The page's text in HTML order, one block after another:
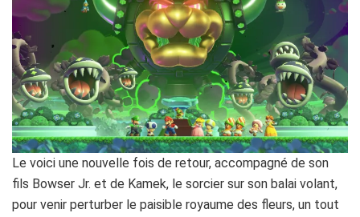
Le voici une nouvelle fois de retour, accompagné de son
fils Bowser Jr. et de Kamek, le sorcier sur son balai volant,
pour venir perturber le paisible royaume des fleurs, un tout